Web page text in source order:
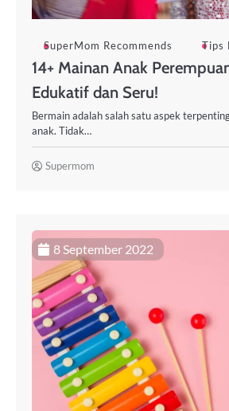
SuperMom Recommends Tips
14+ Mainan Anak
Edukatif dan Seru!
Bermain adalah salah satu aspek
anak. Tidak…
Supermom
8 September 2022